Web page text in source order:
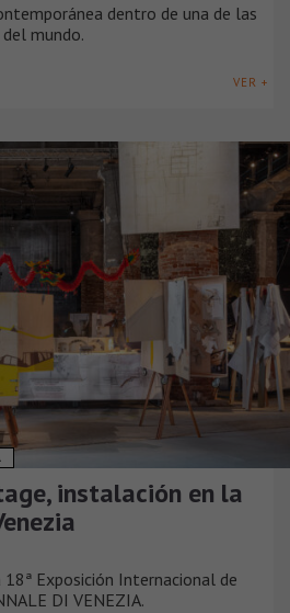
dentro de una de las
mundo.
VER +
instalación en la
18ª Exposición Internacional de
DI VENEZIA.